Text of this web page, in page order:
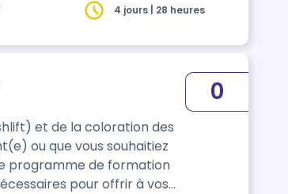
4 jours | 28 heures
et de la coloration des
ou que vous souhaitiez
programme de formation
pour offrir à vos
0